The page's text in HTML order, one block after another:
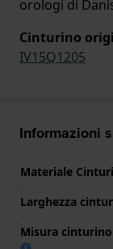
orologi di
Cinturino
IV15Q1205
Informazioni
Materiale
Larghezza
Misura